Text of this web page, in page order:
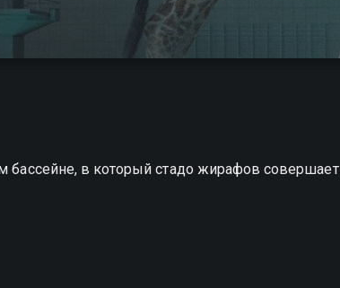
в который стадо жирафов совершает